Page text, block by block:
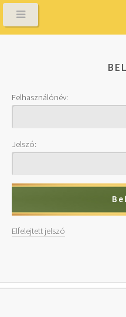
Felhasználónév:
Jelszó:
Elfelejtett jelszó